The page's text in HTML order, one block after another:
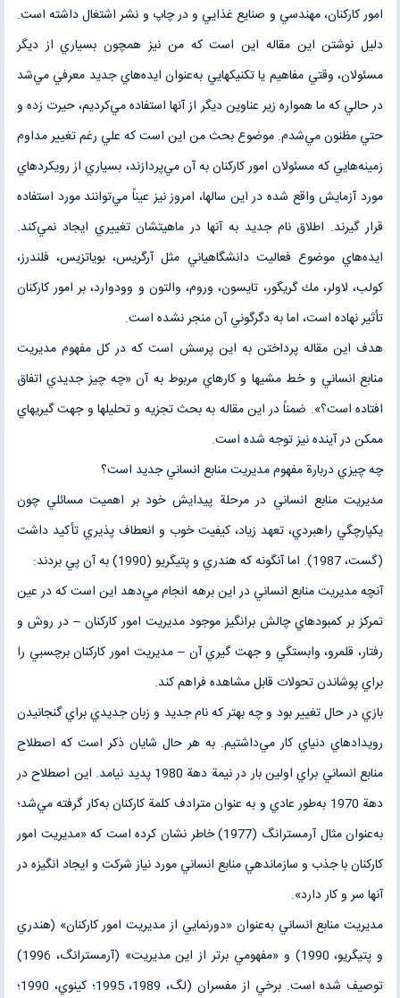
امور كاركنان، مهندسي و صنايع غذايي و در چاپ و نشر اشتغال داشته است.
دليل نوشتن اين مقاله اين است كه من نيز همچون بسياري از ديگر
مسئولان، وقتي مفاهيم يا تكنيكهايي به‌عنوان ايده‌هاي جديد معرفي مي‌شد
در حالي كه ما همواره زير عناوين ديگر از آنها استفاده مي‌كرديم، حيرت زده و
حتي مظنون مي‌شدم. موضوع بحث من اين است كه علي رغم تغيير مداوم
زمينه‌هايي كه مسئولان امور كاركنان به آن مي‌پردازند، بسياري از رويكردهاي
مورد آزمايش واقع شده در اين سالها، امروز نيز عيناً مي‌توانند مورد استفاده
قرار گيرند. اطلاق نام جديد به آنها در ماهيتشان تغييري ايجاد نمي‌كند.
ايده‌هاي موضوع فعاليت دانشگاهياني مثل آرگريس، بوياتزيس، فلندرز،
كولب، لاولر، مك گريگور، تايسون، وروم، والتون و وودوارد، بر امور كاركنان
تأثير نهاده است، اما به دگرگوني آن منجر نشده است.
هدف اين مقاله پرداختن به اين پرسش است كه در كل مفهوم مديريت
منابع انساني و خط مشيها و كارهاي مربوط به آن «چه چيز جديدي اتفاق
افتاده است؟». ضمناً در اين مقاله به بحث تجزيه و تحليلها و جهت گيريهاي
ممكن در آينده نيز توجه شده است.
چه چيزي دربارة مفهوم مديريت منابع انساني جديد است؟
مديريت منابع انساني در مرحلة پيدايش خود بر اهميت مسائلي چون
يكپارچگي راهبردي، تعهد زياد، كيفيت خوب و انعطاف پذيري تأكيد داشت
(گست، 1987). اما آنگونه كه هندري و پتيگريو (1990) به آن پي بردند:
آنچه مديريت منابع انساني در اين برهه انجام مي‌دهد اين است كه در عين
تمركز بر كمبودهاي چالش برانگيز موجود مديريت امور كاركنان – در روش و
رفتار، قلمرو، وابستگي و جهت گيري آن – مديريت امور كاركنان برچسبي را
براي پوشاندن تحولات قابل مشاهده فراهم كند.
بازي در حال تغيير بود و چه بهتر كه نام جديد و زبان جديدي براي گنجانيدن
رويدادهاي دنياي كار مي‌داشتيم. به هر حال شايان ذكر است كه اصطلاح
منابع انساني براي اولين بار در نيمة دهة 1980 پديد نيامد. اين اصطلاح در
دهة 1970 به‌طور عادي و به عنوان مترادف كلمة كاركنان به‌كار گرفته مي‌شد؛
به‌عنوان مثال آرمسترانگ (1977) خاطر نشان كرده است كه «مديريت امور
كاركنان با جذب و سازماندهي منابع انساني مورد نياز شركت و ايجاد انگيزه در
آنها سر و كار دارد».
مديريت منابع انساني به‌عنوان «دورنمايي از مديريت امور كاركنان» (هندري
و پتيگريو، 1990) و «مفهومي برتر از اين مديريت» (آرمسترانگ، 1996)
توصيف شده است. برخي از مفسران (لگ، 1989، 1995؛ كينوي، 1990؛